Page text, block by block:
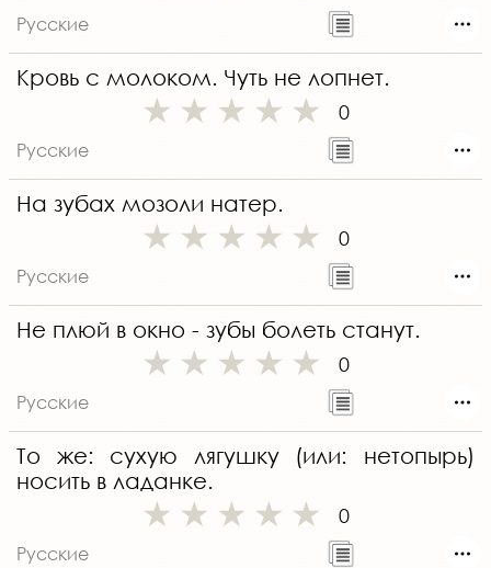
Русские
Кровь с молоком. Чуть не лопнет.
0
Русские
На зубах мозоли натер.
0
Русские
Не плюй в окно - зубы болеть станут.
0
Русские
То же: сухую лягушку (или: нетопырь)
носить в ладанке.
0
Русские